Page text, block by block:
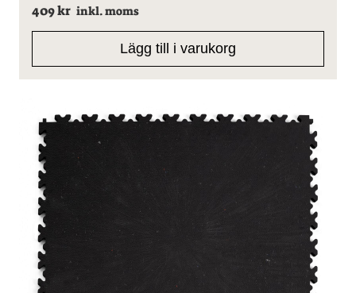
409kr inkl. moms
Lägg till i varukorg